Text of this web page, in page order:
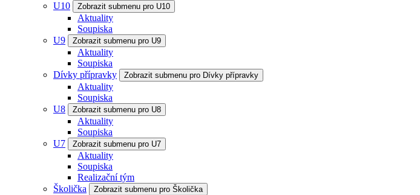
U10
Zobrazit submenu pro U10
Aktuality
Soupiska
U9
Zobrazit submenu pro U9
Aktuality
Soupiska
Dívky přípravky
Zobrazit submenu pro Dívky přípravky
Aktuality
Soupiska
U8
Zobrazit submenu pro U8
Aktuality
Soupiska
U7
Zobrazit submenu pro U7
Aktuality
Soupiska
Realizační tým
Školička
Zobrazit submenu pro Školička